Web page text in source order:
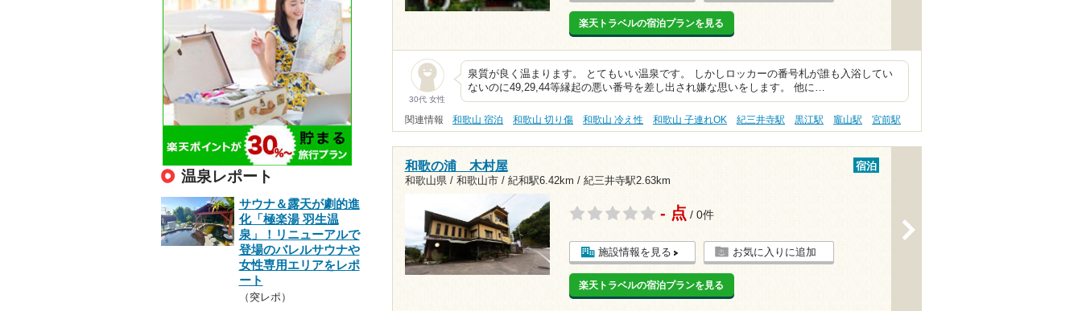
楽天トラベルの宿泊プランを見る
30代 女性
泉質が良く温まります。 とてもいい温泉です。 しかしロッカーの番号札が誰も入浴してい
ないのに49,29,44等縁起の悪い番号を差し出され嫌な思いをします。 他に…
関連情報 和歌山 宿泊 和歌山 切り傷 和歌山 冷え性 和歌山 子連れOK 紀三井寺駅 黒江駅 竈山駅 宮前駅
和歌の浦 木村屋
和歌山県 / 和歌山市 / 紀和駅6.42km / 紀三井寺駅2.63km
宿泊
- 点 / 0件
施設情報を見る お気に入りに追加
楽天トラベルの宿泊プランを見る
温泉レポート
サウナ＆露天が劇的進
化「極楽湯 羽生温
泉」！リニューアルで
登場のバレルサウナや
女性専用エリアをレポ
ート
（突レポ）